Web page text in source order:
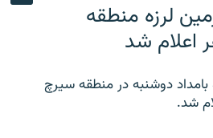
لرزه منطقه
دوشنبه در منطقه سیرچ